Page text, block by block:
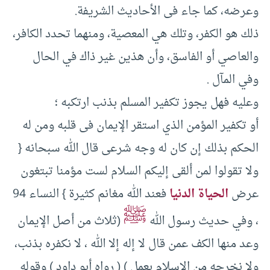
وعرضه، كما جاء فى الأحاديث الشريفة.‏
ذلك هو الكفر، وتلك هي المعصية، ومنهما تحدد الكافر،
والعاصي أو الفاسق، وأن هذين غير ذاك في الحال
وفي المآل .‏
وعليه‏ فهل يجوز تكفير المسلم بذنب ارتكبه ؛
أو تكفير المؤمن الذي استقر الإيمان فى قلبه ومن له
الحكم بذلك إن كان له وجه شرعى قال الله سبحانه {‏
ولا تقولوا لمن ألقى إليكم السلام لست مؤمنا تبتغون
عرضالحياة الدنيا
فعند الله مغانم كثيرة }‏ النساء ‏94
، وفي حديث رسول اللهﷺ(‏ثلاث من أصل الإيمان
وعد منها الكف عمن قال لا إله إلا الله ، لا نكفره بذنب،